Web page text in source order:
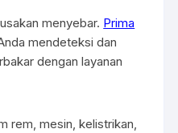
menyebar. Prima
mendeteksi dan
dengan layanan
rem, mesin, kelistrikan,